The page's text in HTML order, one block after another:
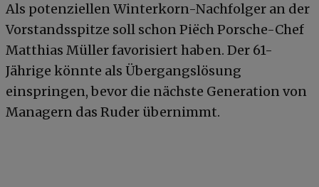
Als potenziellen Winterkorn-Nachfolger an der
Vorstandsspitze soll schon Piëch Porsche-Chef
Matthias Müller favorisiert haben. Der 61-
Jährige könnte als Übergangslösung
einspringen, bevor die nächste Generation von
Managern das Ruder übernimmt.